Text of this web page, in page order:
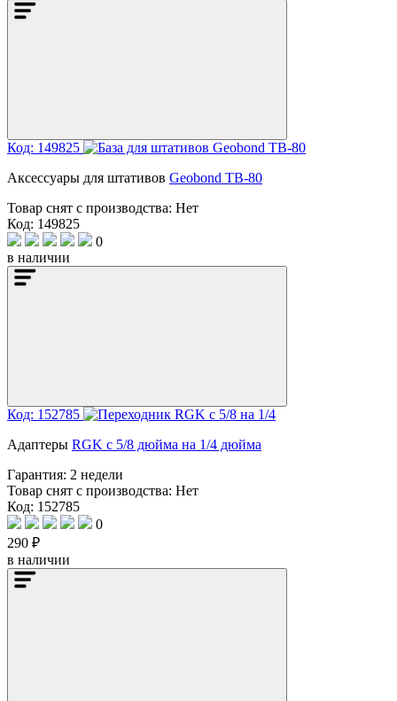
Код: 149825
Аксессуары для штативов Geobond TB-80
Товар снят с производства: Нет
Код: 149825
0
в наличии
Код: 152785
Адаптеры RGK с 5/8 дюйма на 1/4 дюйма
Гарантия: 2 недели
Товар снят с производства: Нет
Код: 152785
0
290 ₽
в наличии